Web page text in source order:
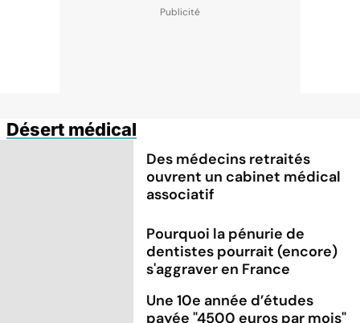
Désert médical
Des médecins retraités
ouvrent un cabinet médical
associatif
Pourquoi la pénurie de
dentistes pourrait (encore)
s'aggraver en France
Une 10e année d’études
payée "4500 euros par mois"